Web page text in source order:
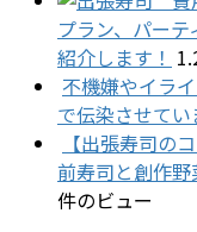
プラン、パー
紹介します！
不機嫌やイラ
で伝染させてい
【出張寿司の
前寿司と創作
件のビュー